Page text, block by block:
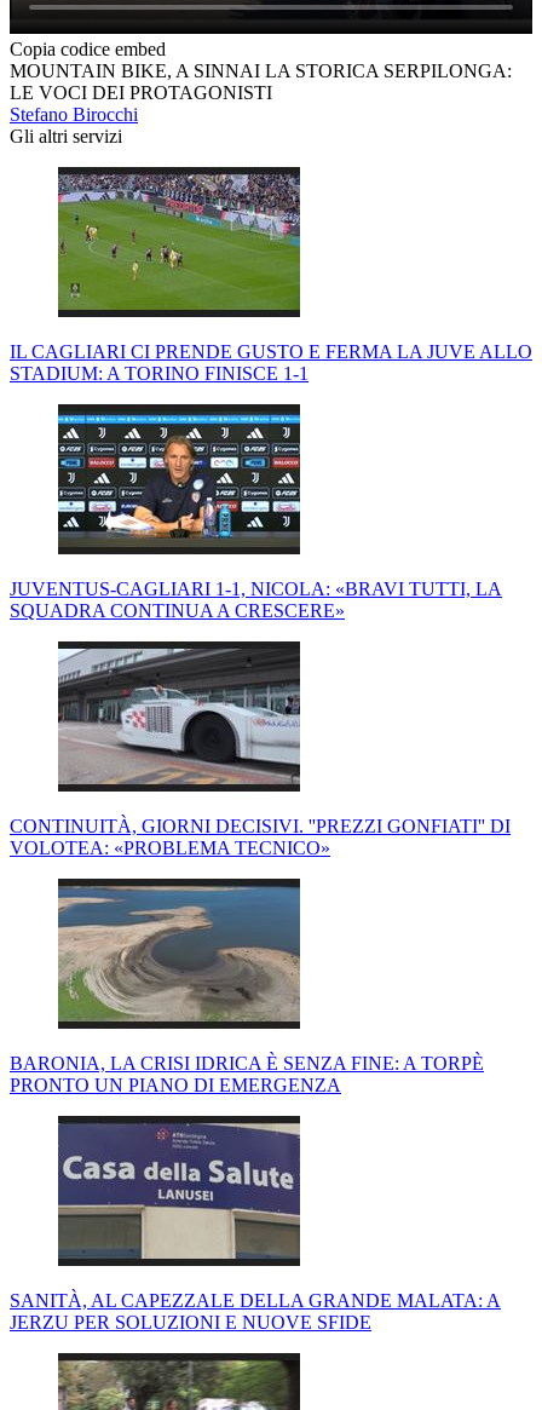
Copia codice embed
MOUNTAIN BIKE, A SINNAI LA STORICA SERPILONGA:
LE VOCI DEI PROTAGONISTI
Stefano Birocchi
Gli altri servizi
IL CAGLIARI CI PRENDE GUSTO E FERMA LA JUVE ALLO
STADIUM: A TORINO FINISCE 1-1
JUVENTUS-CAGLIARI 1-1, NICOLA: «BRAVI TUTTI, LA
SQUADRA CONTINUA A CRESCERE»
CONTINUITÀ, GIORNI DECISIVI. ''PREZZI GONFIATI'' DI
VOLOTEA: «PROBLEMA TECNICO»
BARONIA, LA CRISI IDRICA È SENZA FINE: A TORPÈ
PRONTO UN PIANO DI EMERGENZA
SANITÀ, AL CAPEZZALE DELLA GRANDE MALATA: A
JERZU PER SOLUZIONI E NUOVE SFIDE